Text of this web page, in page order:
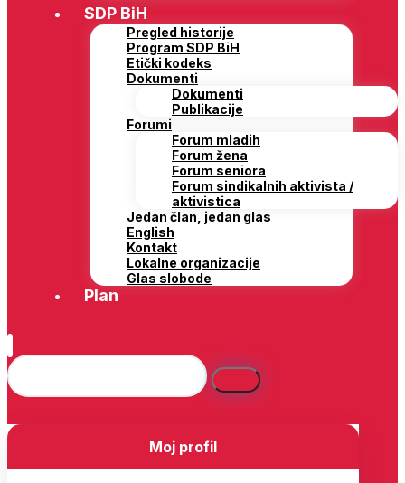
SDP BiH
Pregled historije
Program SDP BiH
Etički kodeks
Dokumenti
Dokumenti
Publikacije
Forumi
Forum mladih
Forum žena
Forum seniora
Forum sindikalnih aktivista /
aktivistica
Jedan član, jedan glas
English
Kontakt
Lokalne organizacije
Glas slobode
Plan
Moj profil